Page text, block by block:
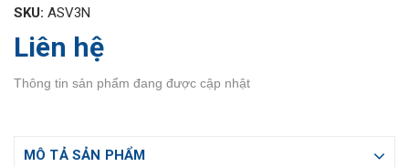
SKU: ASV3N
Liên hệ
Thông tin sản phẩm đang được cập nhật
MÔ TẢ SẢN PHẨM